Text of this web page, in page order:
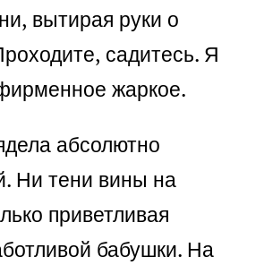
вытирая руки о
садитесь. Я
жаркое.
абсолютно
Ни тени вины на
приветливая
бабушки. На